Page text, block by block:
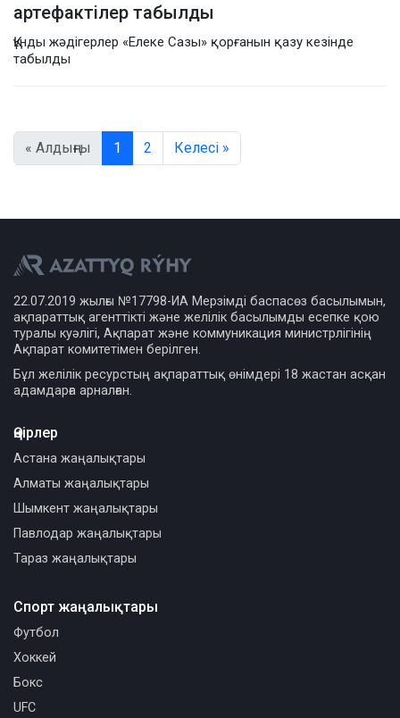
артефактілер табылды
Құнды жәдігерлер «Елеке Сазы» қорғанын қазу кезінде
табылды
« Алдыңғы 1 2 Келесі »
22.07.2019 жылғы №17798-ИА Мерзімді баспасөз басылымын,
ақпараттық агенттікті және желілік басылымды есепке қою
туралы куәлігі, Ақпарат және коммуникация министрлігінің
Ақпарат комитетімен берілген.
Бұл желілік ресурстың ақпараттық өнімдері 18 жастан асқан
адамдарға арналған.
Өңірлер
Астана жаңалықтары
Алматы жаңалықтары
Шымкент жаңалықтары
Павлодар жаңалықтары
Тараз жаңалықтары
Спорт жаңалықтары
Футбол
Хоккей
Бокс
UFC